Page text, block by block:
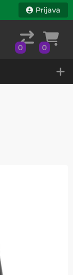
Prijava
0 0